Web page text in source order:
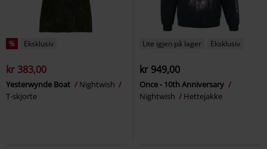
% Eksklusiv
kr 383,00
Yesterwynde Boat
Nightwish
T-skjorte
Lite igjen på lager Eksklusiv
kr 949,00
Once - 10th Anniversary
Nightwish
Hettejakke